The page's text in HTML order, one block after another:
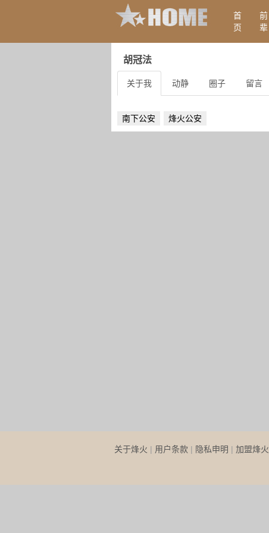
首
页
前
辈
胡冠法
关于我 动静 圈子 留言
南下公安 烽火公安
关于烽火 | 用户条款 | 隐私申明 | 加盟烽火